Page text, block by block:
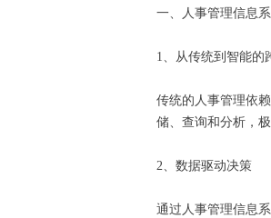
一、人事管理信息
1、从传统到智能的
传统的人事管理依
储、查询和分析，
2、数据驱动决策
通过人事管理信息